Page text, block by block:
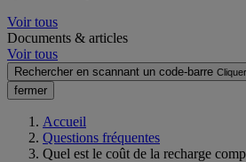
Voir tous
Documents & articles
Voir tous
Rechercher en scannant un code-barre
fermer
Accueil
Questions fréquentes
Quel est le coût de la recharge